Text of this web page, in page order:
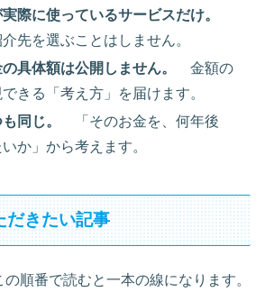
際に使っているサービスだけ。
先を選ぶことはしません。
具体額は公開しません。
金額の
きる「考え方」を届けます。
同じ。
「そのお金を、何年後
か」から考えます。
だきたい記事
順番で読むと一本の線になります。